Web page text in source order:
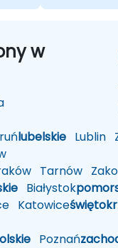
w
lubelskie Lublin
Tarnów
Białystok
Katowice
Poznań